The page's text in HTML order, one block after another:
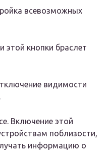
всевозможных
этой кнопки браслет
видимости
Включение этой
поблизости,
информацию о